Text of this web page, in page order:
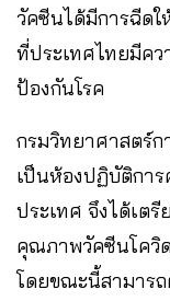
วัคซีนได้มีการฉีด
ที่ประเทศไทยมีคว
ป้องกันโรค
กรมวิทยาศาสตร์
เป็นห้องปฏิบัติกา
ประเทศ จึงได้เตรี
คุณภาพวัคซีนโควิ
โดยขณะนี้สามารถ